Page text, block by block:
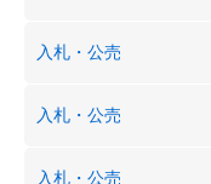
入札・公売
入札・公売
入札・公売